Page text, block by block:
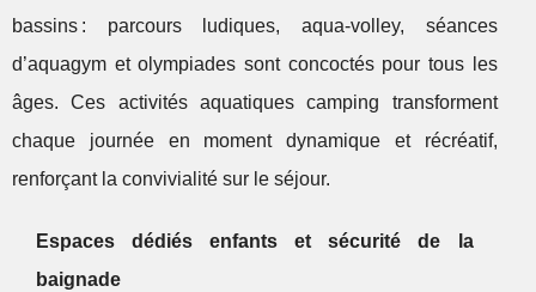
bassins : parcours ludiques, aqua-volley, séances
d’aquagym et olympiades sont concoctés pour tous les
âges. Ces activités aquatiques camping transforment
chaque journée en moment dynamique et récréatif,
renforçant la convivialité sur le séjour.
Espaces dédiés enfants et sécurité de la
baignade